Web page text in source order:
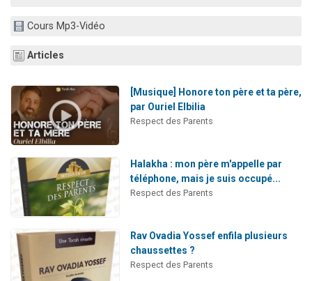
2 personnes viennent de nous rejoindre sur WhatsApp
Cours Mp3-Vidéo
Articles
[Musique] Honore ton père et ta père,
par Ouriel Elbilia
Respect des Parents
Halakha : mon père m'appelle par
téléphone, mais je suis occupé...
Respect des Parents
Rav Ovadia Yossef enfila plusieurs
chaussettes ?
Respect des Parents